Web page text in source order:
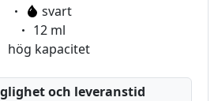
Eigenschaft:
svart
Eigenschaft:
12 ml
hög kapacitet
och leveranstid